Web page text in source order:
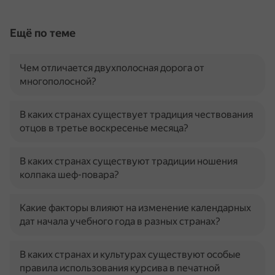
Ещё по теме
Чем отличается двухполосная дорога от
многополосной?
В каких странах существует традиция чествования
отцов в третье воскресенье месяца?
В каких странах существуют традиции ношения
колпака шеф-повара?
Какие факторы влияют на изменение календарных
дат начала учебного года в разных странах?
В каких странах и культурах существуют особые
правила использования курсива в печатной